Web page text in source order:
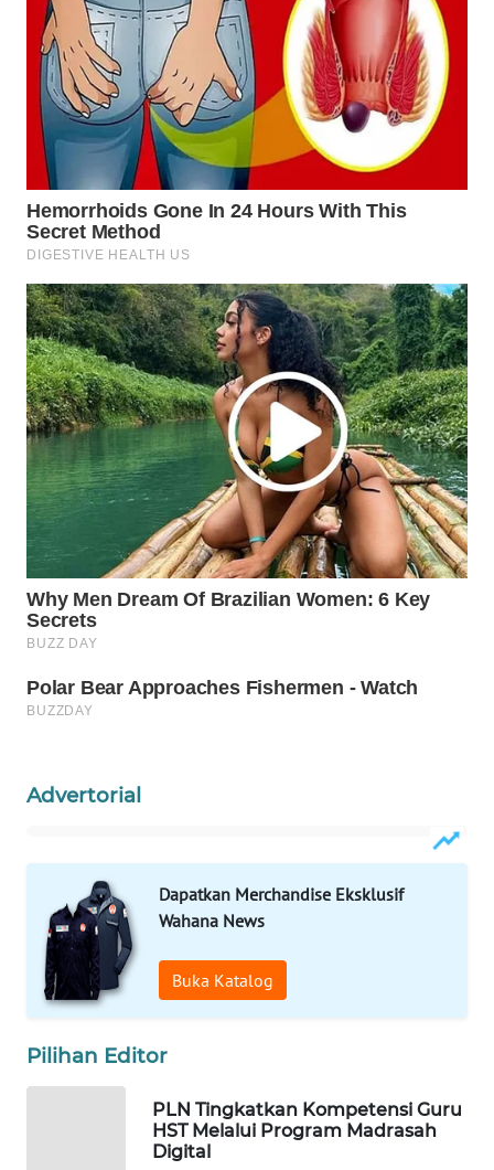
Advertorial
Dapatkan Merchandise Eksklusif
Wahana News
Buka Katalog
Pilihan Editor
PLN Tingkatkan Kompetensi Guru
HST Melalui Program Madrasah
Digital
ADVOKAT
WAHANA
INFRASTRUKTUR
WAHANA
KONSUMEN
WAHANA
LISTRIK
WAHANA
TRAVEL
WAHANA
TV
WAHANANEWS
ID
WAHANANEWS
CO ID
WAHANANEWS
WAHANA
WAHANA
SELEB
WAHANA
PERSONA
WAHANA